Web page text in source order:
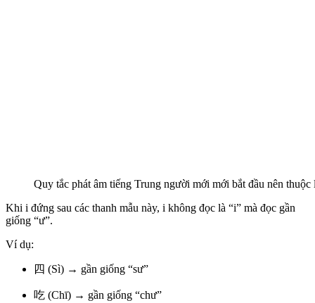
Quy tắc phát âm tiếng Trung người mới mới bắt đầu nên thuộc
Khi i đứng sau các thanh mẫu này, i không đọc là “i” mà đọc gần
giống “ư”.
Ví dụ:
四 (Sì) → gần giống “sư”
吃 (Chī) → gần giống “chư”